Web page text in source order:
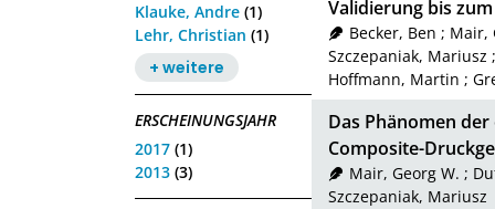
Klauke, Andre (1)
Lehr, Christian (1)
+ weitere
ERSCHEINUNGSJAHR
2017 (1)
2013 (3)
Validierung bis
Becker, Ben ; Mair,
Szczepaniak, Mariusz
Hoffmann, Martin ;
Das Phänomen
Composite-
Mair, Georg W. ;
Szczepaniak, Mariusz